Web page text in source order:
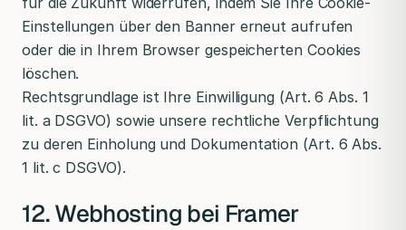
Einstellungen über den Banner erneut aufrufen
oder die in Ihrem Browser gespeicherten Cookies
löschen.
Rechtsgrundlage ist Ihre Einwilligung (Art. 6 Abs. 1
lit. a DSGVO) sowie unsere rechtliche Verpflichtung
zu deren Einholung und Dokumentation (Art. 6 Abs.
1 lit. c DSGVO).
12. Webhosting bei Framer